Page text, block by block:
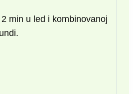
min u led i kombinovanoj